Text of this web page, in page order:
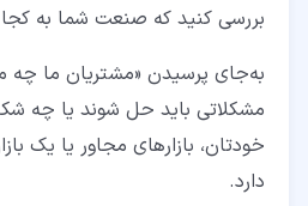
بررسی کنید که صنعت شما به
به‌جای پرسیدن «مشتریان ما چه
مشکلاتی باید حل شوند یا چه
خودتان، بازارهای مجاور یا یک
دارد.